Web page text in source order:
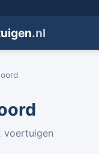
.nl
voertuigen